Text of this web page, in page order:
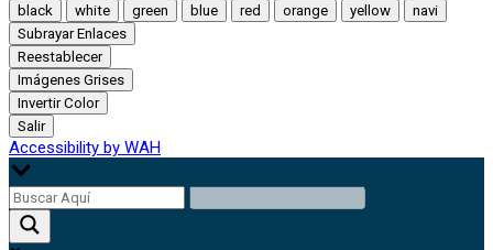
black
white green blue red orange yellow
navi
Subrayar Enlaces
Reestablecer
Imágenes Grises
Invertir Color
Salir
Accessibility by WAH